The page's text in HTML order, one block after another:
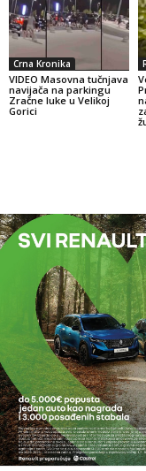
Crna Kronika
VIDEO Masovna tučnjava
navijača na parkingu
Zračne luke u Velikoj
Gorici